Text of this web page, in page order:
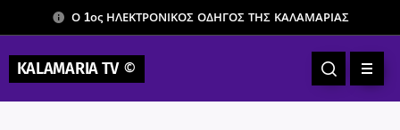
Ο 1ος ΗΛΕΚΤΡΟΝΙΚΟΣ ΟΔΗΓΟΣ ΤΗΣ ΚΑΛΑΜΑΡΙΑΣ
KALAMARIA TV©